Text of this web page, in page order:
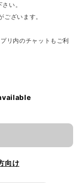
い。
ざいます。
リ内のチャットもご利
向け